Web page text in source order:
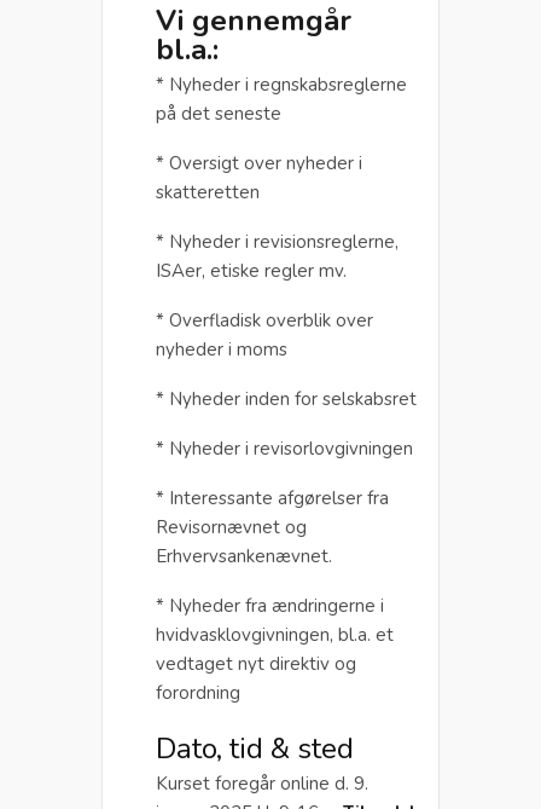
Vi gennemgår
bl.a.:
* Nyheder i regnskabsreglerne
på det seneste
* Oversigt over nyheder i
skatteretten
* Nyheder i revisionsreglerne,
ISAer, etiske regler mv.
* Overfladisk overblik over
nyheder i moms
* Nyheder inden for selskabsret
* Nyheder i revisorlovgivningen
* Interessante afgørelser fra
Revisornævnet og
Erhvervsankenævnet.
* Nyheder fra ændringerne i
hvidvasklovgivningen, bl.a. et
vedtaget nyt direktiv og
forordning
Dato, tid & sted
Kurset foregår online d. 9.